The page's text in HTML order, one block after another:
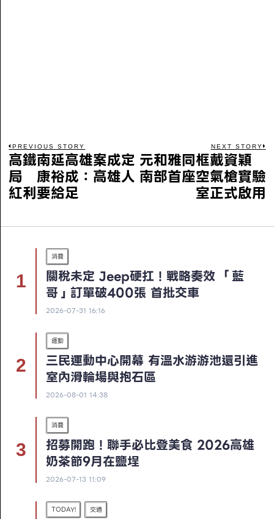
PREVIOUS STORY
高鐵南延高雄案成定
局 康裕成：高雄人
紅利要給足
NEXT STORY
元和雅同框戴資穎
南部首座空氣槍實驗
室正式啟用
消費
關稅未定 Jeep硬扛！戰略奏效 「藍
哥」訂單破400張 首批交車
2026-07-31 16:16
運動
三民運動中心開幕 有溫水游游池還引進
室內滑輪場與抱石區
2026-08-01 14:38
消費
招募開跑！聯手必比登美食 2026高雄
奶茶節9月在鹽埕
2026-07-13 11:09
TODAY! 交通